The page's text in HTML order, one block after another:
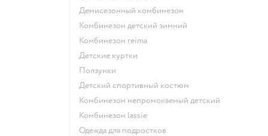
Демисезонный комбинезон
Комбинезон детский зимний
Комбинезон reima
Детские куртки
Ползунки
Детский спортивный костюм
Комбинезон непромокаемый детский
Комбинезон lassie
Одежда для подростков